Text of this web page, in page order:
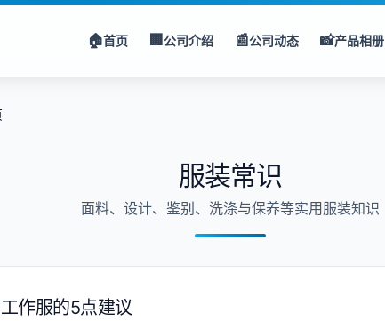
🏠首页 🏢公司介绍 📰公司动态 📸产品相册
服装常识
面料、设计、鉴别、洗涤与保养等实用服装知识
作服的5点建议